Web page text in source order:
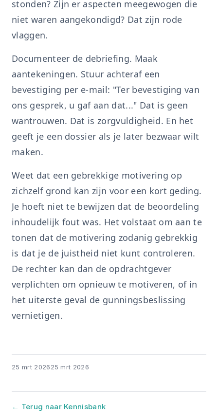
stonden? Zijn er aspecten meegewogen die
niet waren aangekondigd? Dat zijn rode
vlaggen.
Documenteer de debriefing. Maak
aantekeningen. Stuur achteraf een
bevestiging per e-mail: "Ter bevestiging van
ons gesprek, u gaf aan dat..." Dat is geen
wantrouwen. Dat is zorgvuldigheid. En het
geeft je een dossier als je later bezwaar wilt
maken.
Weet dat een gebrekkige motivering op
zichzelf grond kan zijn voor een kort geding.
Je hoeft niet te bewijzen dat de beoordeling
inhoudelijk fout was. Het volstaat om aan te
tonen dat de motivering zodanig gebrekkig
is dat je de juistheid niet kunt controleren.
De rechter kan dan de opdrachtgever
verplichten om opnieuw te motiveren, of in
het uiterste geval de gunningsbeslissing
vernietigen.
← Terug naar Kennisbank
25 mrt 202625 mrt 2026